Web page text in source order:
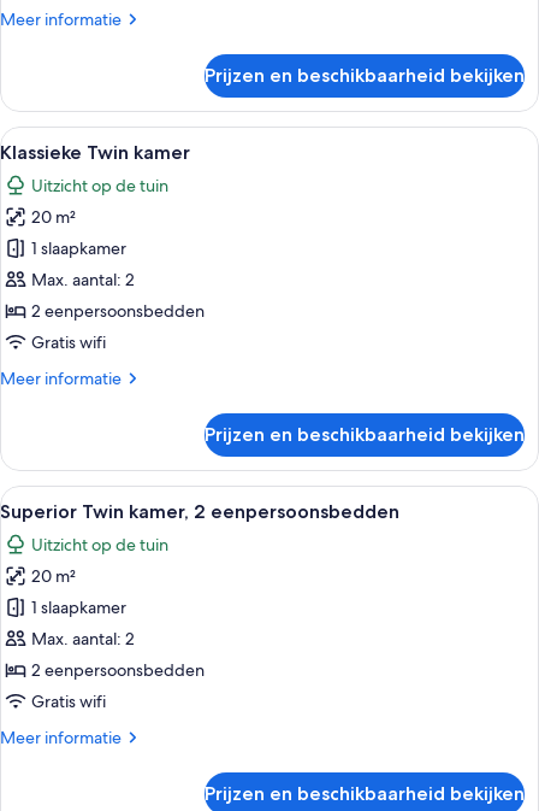
Meer informatie
Meer
Prijzen en beschikbaarheid bekijken
Alle
foto's
voor
Klassieke
Twin
kamer
laden
Een moderne hotelkamer met een
11
Klassieke Twin kamer
Uitzicht op de tuin
20 m²
1 slaapkamer
Max. aantal: 2
2 eenpersoonsbedden
Gratis wifi
Meer informatie
Meer
Twin
kamer
Prijzen en beschikbaarheid bekijken
Alle
foto's
voor
Superior
Twin
kamer,
2
eenpersoonsbedden
Een moderne hotelkamer met een
13
Superior Twin kamer, 2 eenpersoonsbedden
Uitzicht op de tuin
20 m²
1 slaapkamer
Max. aantal: 2
2 eenpersoonsbedden
Gratis wifi
Meer informatie
Meer
Prijzen en beschikbaarheid bekijken